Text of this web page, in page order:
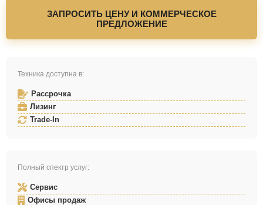
ЗАПРОСИТЬ ЦЕНУ И КОММЕРЧЕСКОЕ
ПРЕДЛОЖЕНИЕ
Техника доступна в:
Рассрочка
Лизинг
Trade-In
Полный спектр услуг:
Сервис
Офисы продаж